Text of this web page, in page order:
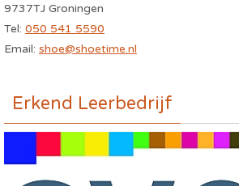
9737TJ Groningen
Tel: 050 541 5590
Email: shoe@shoetime.nl
Erkend Leerbedrijf